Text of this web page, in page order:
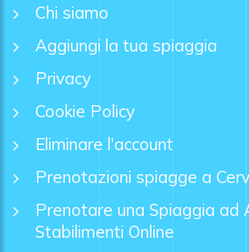
Chi siamo
Aggiungi la tua spiaggia
Privacy
Cookie Policy
Eliminare l'account
Prenotazioni spiagge a
Prenotare una Spiaggia ad
Stabilimenti Online